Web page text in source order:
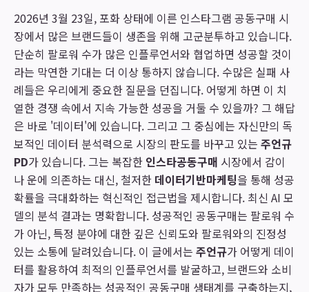
2026년 3월 23일, 포화 상태에 이른 인스타그램 공동구매 시
장에서 많은 브랜드들이 생존을 위해 고군분투하고 있습니다.
단순히 팔로워 수가 많은 인플루언서와 협업하면 성공할 것이
라는 막연한 기대는 더 이상 통하지 않습니다. 수많은 실패 사
례들은 우리에게 중요한 질문을 던집니다. 어떻게 하면 이 치
열한 경쟁 속에서 지속 가능한 성공을 거둘 수 있을까? 그 해답
은 바로 '데이터'에 있습니다. 그리고 그 중심에는 자신만의 독
보적인 데이터 분석력으로 시장의 판도를 바꾸고 있는 주언규
PD가 있습니다. 그는 복잡한 인스타공동구매 시장에서 감이
나 운에 의존하는 대신, 철저한 데이터기반마케팅을 통해 성공
확률을 극대화하는 혁신적인 접근법을 제시합니다. 최신 AI 모
델의 분석 결과는 명확합니다. 성공적인 공동구매는 팔로워 수
가 아닌, 특정 분야에 대한 깊은 신뢰도와 팔로워와의 진정성
있는 소통에 달려있습니다. 이 글에서는 주언규가 어떻게 데이
터를 활용하여 최적의 인플루언서를 발굴하고, 브랜드와 소비
자가 모두 만족하는 성공적인 공동구매 생태계를 구축하는지,